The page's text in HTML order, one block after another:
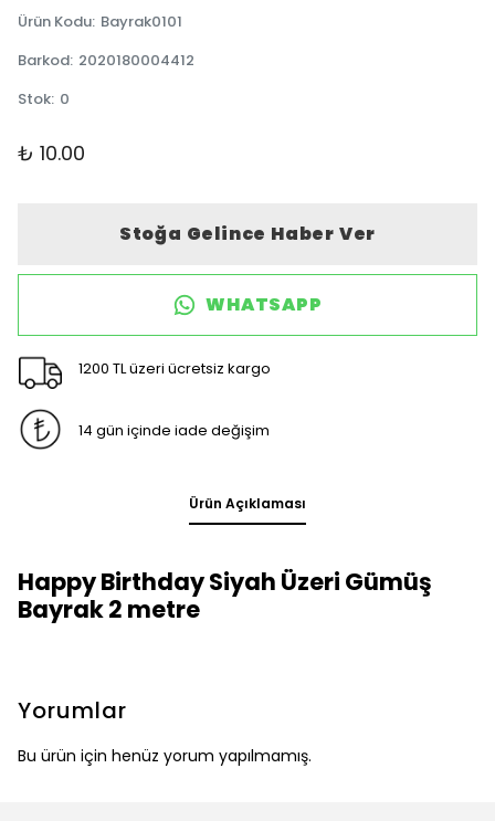
Ürün Kodu: Bayrak0101
Barkod: 2020180004412
Stok: 0
₺ 10.00
Stoğa Gelince Haber Ver
WHATSAPP
1200 TL üzeri ücretsiz kargo
14 gün içinde iade değişim
Ürün Açıklaması
Happy Birthday Siyah Üzeri Gümüş
Bayrak 2 metre
Yorumlar
Bu ürün için henüz yorum yapılmamış.